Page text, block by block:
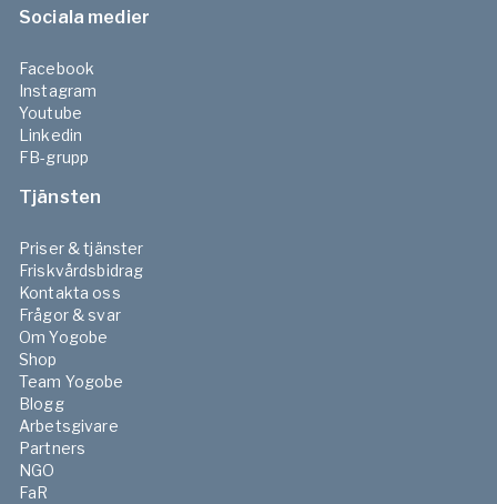
Sociala medier
Facebook
Instagram
Youtube
Linkedin
FB-grupp
Tjänsten
Priser & tjänster
Friskvårdsbidrag
Kontakta oss
Frågor & svar
Om Yogobe
Shop
Team Yogobe
Blogg
Arbetsgivare
Partners
NGO
FaR